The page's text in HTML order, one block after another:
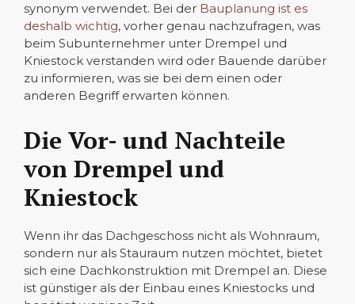
synonym verwendet. Bei der Bauplanung ist es
deshalb wichtig, vorher genau nachzufragen, was
beim Subunternehmer unter Drempel und
Kniestock verstanden wird oder Bauende darüber
zu informieren, was sie bei dem einen oder
anderen Begriff erwarten können.
Die Vor- und Nachteile
von Drempel und
Kniestock
Wenn ihr das Dachgeschoss nicht als Wohnraum,
sondern nur als Stauraum nutzen möchtet, bietet
sich eine Dachkonstruktion mit Drempel an. Diese
ist günstiger als der Einbau eines Kniestocks und